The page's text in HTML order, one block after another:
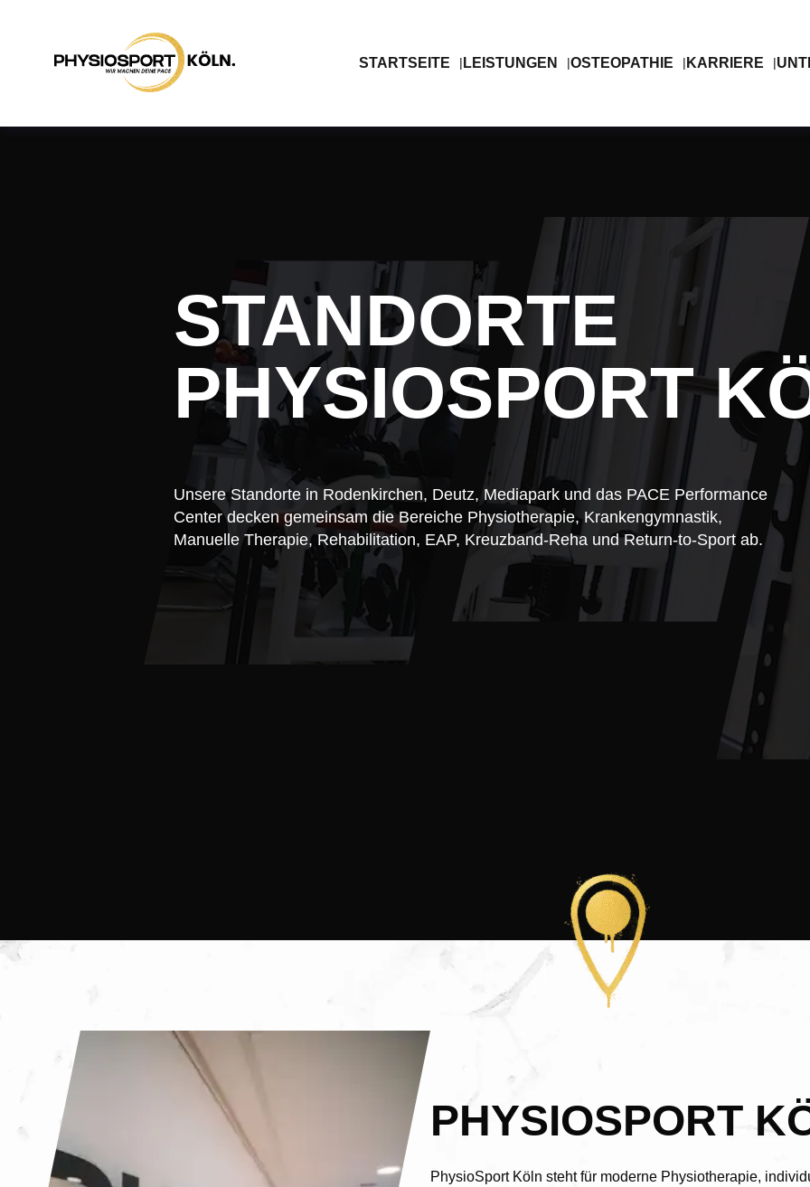
STARTSEITE LEISTUNGEN OSTEOPATHIE KARRIERE
STANDORTE
PHYSIOSPORT
Unsere Standorte in Rodenkirchen, Deutz, Mediapark und das PACE Performance
Center decken gemeinsam die Bereiche Physiotherapie, Krankengymnastik,
Manuelle Therapie, Rehabilitation, EAP, Kreuzband-Reha und Return-to-Sport ab.
PHYSIOSPORT
PhysioSport Köln steht für moderne Physiotherapie,